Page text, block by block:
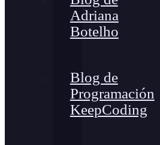
Adriana
Botelho
Blog de
Programación
KeepCoding